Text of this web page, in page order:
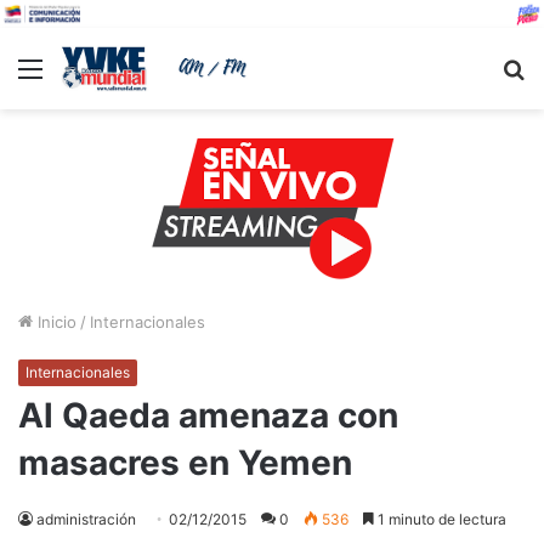
Menu
Inicio / Internacionales
Internacionales
Al Qaeda amenaza con
masacres en Yemen
administración 02/12/2015 0 536 1 minuto de lectura